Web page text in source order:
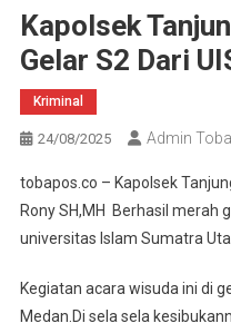
Kapolsek
Gelar S2 Dari
Kriminal
24/08/2025 Admin
tobapos.co – Kapolsek
Rony SH,MH Berhasil merah
universitas Islam Sumatra
Kegiatan acara wisuda ini di
Medan.Di sela sela